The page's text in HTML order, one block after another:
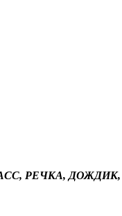
РЕЧКА, ДОЖДИК,